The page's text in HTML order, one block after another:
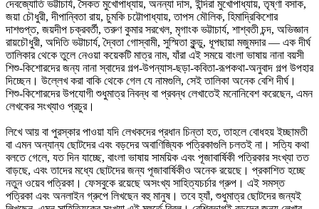
দেবজ্যোতি ভট্টাচার্য, সৈকত মুখোপাধ্যায়, অনন্যা দাস, ইন্দিরা মুখোপাধ্যায়, তৃষ্ণা বসাক,
জয়া চৌধুরী, দীপান্বিতা রায়, চুমকি চট্টোপাধ্যায়, তাপস মৌলিক, হিমাদ্রিকিশোর
দাশগুপ্ত, জয়দীপ চক্রবর্তী, তরুণ কুমার সরখেল, মৃগাংক ভট্টাচার্য, শাশ্বতী চন্দ, অভিজ্ঞান
রায়চৌধুরী, অদিতি ভট্টাচার্য, দ্বৈতা গোস্বামী, সুস্মিতা কুন্ডু, ধূপছায়া মজুমদার — এক দীর্ঘ
তালিকার থেকে তুলে নেওয়া কয়েকটি মাত্র নাম, যাঁরা এই সময়ে বাংলা ভাষায় নানা বয়সী
শিশু-কিশোরদের জন্য নানা স্বাদের গল্প-উপন্যাস-ছড়া-কবিতা-রূপকথা-অনুবাদ গল্প উপহার
দিচ্ছেন। উল্লেখ করা বাকি থেকে গেল যে নামগুলি, সেই তালিকা অনেক বেশি দীর্ঘ।
শিশু-কিশোরদের উপযোগী শুধুমাত্র নিবন্ধ বা প্রবন্ধ লেখাতেই মনোনিবেশ করেছেন, এমন
লেখকের সংখ্যাও প্রচুর।
লিখে আয় বা পুরস্কার পাওয়া যদি লেখকদের প্রধান চিন্তা হত, তাহলে বোধহয় ইচ্ছামতী
বা এমন অন্যান্য ছোটদের এবং বড়দের অবাণিজ্যিক পত্রিকাগুলি চলতই না। সত্যি কথা
বলতে গেলে, যত দিন যাচ্ছে, বাংলা ভাষায় সাময়িক এবং পূজাবার্ষিকী পত্রিকার সংখ্যা তত
বাড়ছে, এবং তাদের মধ্যে ছোটদের জন্য পূজাবার্ষিকীও অনেক রয়েছে। প্রকাশিত হচ্ছে
নতুন ওয়েব পত্রিকা। ফেসবুকে রয়েছে অসংখ্য সাহিত্যচর্চার গ্রুপ। এই সমস্ত
পত্রিকা এবং অনলাইন গ্রুপে লিখছেন বহু মানুষ। তবে হ্যাঁ, শুধুমাত্র ছোটদের জন্যই